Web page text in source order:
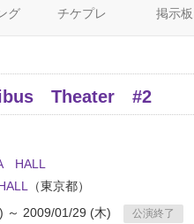
グ チケプレ 掲示板
Theater #2
HALL
（東京都）
～ 2009/01/29 (木)
公演終了